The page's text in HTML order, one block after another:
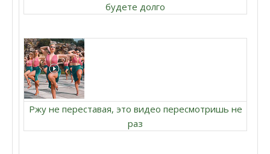
будете долго
Ржу не переставая, это видео пересмотришь не
раз